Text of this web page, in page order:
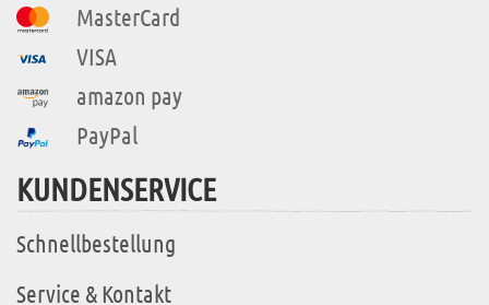
MasterCard
VISA
amazon pay
PayPal
KUNDENSERVICE
Schnellbestellung
Service & Kontakt